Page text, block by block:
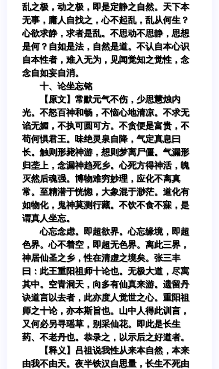
乱之极，动之极，即是定静之自然。天下本
无事，庸人自找之，心不起乱，乱从何生？
心欲求静，求者是乱。不思动不思静，思想
是何？自如是法，自然是道。不认自本心识
自本性者，难入无为，见闻觉知之觉性，念
念自如妄自消。
十、论坐忘铭
【原文】常默元气不伤，少思慧烛内
光。不怒百神和畅，不恼心地清凉。不求无
谄无媚，不执可圆可方。不贪便是富贵，不
苟何惧君王。味绝灵泉自降，气定真息曰
长。触则形毙神游，想则梦离尸僵。气漏形
归垄上，念漏神趋死乡。心死方得神活，魄
灭然后魂强。博物难穷妙理，应化不离真
常。至精潜于恍惚，大象混于渺茫。道化有
如物化，鬼神莫测行藏。不饮不食不寐，是
谓真人坐忘。
心忘念虑。即超欲界。心忘缘境，即超
色界。心不着空，即超无色界。离此三界，
神居仙圣之乡，性在清虚之境矣。张三丰
曰：此王重阳祖师十论也。无极大道，尽寓
其中。空青洞天，向多有仙真来游。遗留丹
诀道言以去者，此亦度人觉世之心。重阳祖
师之十论，亦本斯旨也。山中人得此训言，
又何必另寻瑶草，别采仙花。即此是长生
药、不老丹也。恭录之，以示后之好道者。
【释义】吕祖说我性从来本自然，本来
由我不由天。夜半铁汉自思量，长生不死由